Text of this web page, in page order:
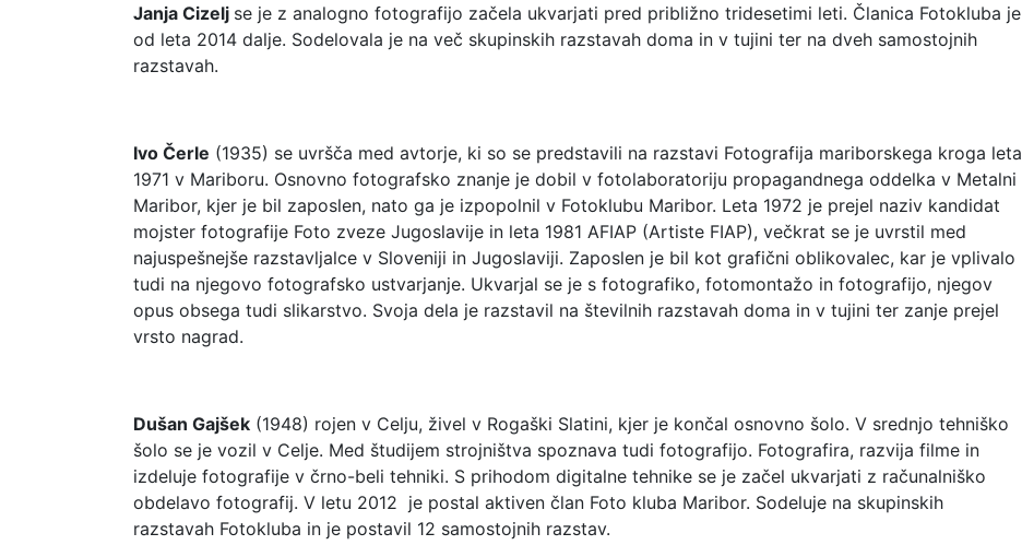
Janja Cizelj se je z analogno fotografijo začela ukvarjati pred približno tridesetimi leti. Članica Fotokluba je
od leta 2014 dalje. Sodelovala je na več skupinskih razstavah doma in v tujini ter na dveh samostojnih
razstavah.
Ivo Čerle (1935) se uvršča med avtorje, ki so se predstavili na razstavi Fotografija mariborskega kroga leta
1971 v Mariboru. Osnovno fotografsko znanje je dobil v fotolaboratoriju propagandnega oddelka v Metalni
Maribor, kjer je bil zaposlen, nato ga je izpopolnil v Fotoklubu Maribor. Leta 1972 je prejel naziv kandidat
mojster fotografije Foto zveze Jugoslavije in leta 1981 AFIAP (Artiste FIAP), večkrat se je uvrstil med
najuspešnejše razstavljalce v Sloveniji in Jugoslaviji. Zaposlen je bil kot grafični oblikovalec, kar je vplivalo
tudi na njegovo fotografsko ustvarjanje. Ukvarjal se je s fotografiko, fotomontažo in fotografijo, njegov
opus obsega tudi slikarstvo. Svoja dela je razstavil na številnih razstavah doma in v tujini ter zanje prejel
vrsto nagrad.
Dušan Gajšek (1948) rojen v Celju, živel v Rogaški Slatini, kjer je končal osnovno šolo. V srednjo tehniško
šolo se je vozil v Celje. Med študijem strojništva spoznava tudi fotografijo. Fotografira, razvija filme in
izdeluje fotografije v črno-beli tehniki. S prihodom digitalne tehnike se je začel ukvarjati z računalniško
obdelavo fotografij. V letu 2012 je postal aktiven član Foto kluba Maribor. Sodeluje na skupinskih
razstavah Fotokluba in je postavil 12 samostojnih razstav.